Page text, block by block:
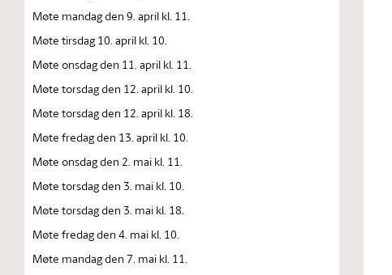
Møte mandag den 9. april kl. 11.
Møte tirsdag 10. april kl. 10.
Møte onsdag den 11. april kl. 11.
Møte torsdag den 12. april kl. 10.
Møte torsdag den 12. april kl. 18.
Møte fredag den 13. april kl. 10.
Møte onsdag den 2. mai kl. 11.
Møte torsdag den 3. mai kl. 10.
Møte torsdag den 3. mai kl. 18.
Møte fredag den 4. mai kl. 10.
Møte mandag den 7. mai kl. 11.